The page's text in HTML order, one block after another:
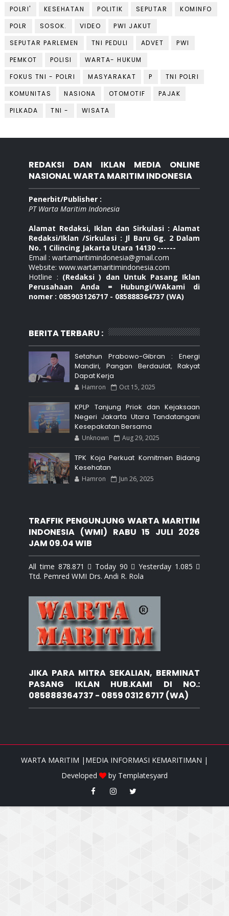
POLRI'
KESEHATAN POLITIK SEPUTAR
KOMINFO
POLR
SOSOK. VIDEO
PWI JAKUT
SEPUTAR PARLEMEN
TNI PEDULI ADVET
PWI
PEMKOT
POLISI
WARTA- HUKUM
FOKUS TNI - POLRI
MASYARAKAT P
TNI POLRI
KOMUNITAS
NASIONA OTOMOTIF
PAJAK
PILKADA
TNI - WISATA
REDAKSI DAN IKLAN MEDIA ONLINE
NASIONAL WARTA MARITIM INDONESIA
Penerbit/Publisher :
PT Warta Maritim Indonesia
Alamat Redaksi, Iklan dan Sirkulasi : Alamat
Redaksi/Iklan /Sirkulasi : Jl Baru Gg. 2 Dalam
No. 1 Cilincing Jakarta Utara 14130 ------
Email : wartamaritimindonesia@gmail.com
Website: www.wartamaritimindonesia.com
Hotline : (Redaksi ) dan Untuk Pasang Iklan
Perusahaan Anda = Hubungi/WAkami di
nomer : 085903126717 - 085888364737 (WA)
BERITA TERBARU :
Setahun Prabowo-Gibran : Energi
Mandiri, Pangan Berdaulat, Rakyat
Dapat Kerja
Hamron Oct 15, 2025
KPLP Tanjung Priok dan Kejaksaan
Negeri Jakarta Utara Tandatangani
Kesepakatan Bersama
Unknown Aug 29, 2025
TPK Koja Perkuat Komitmen Bidang
Kesehatan
Hamron Jun 26, 2025
TRAFFIK PENGUNJUNG WARTA MARITIM
INDONESIA (WMI) RABU 15 JULI 2026
JAM 09.04 WIB
All time 878.871  Today 90  Yesterday 1.085 
Ttd. Pemred WMI Drs. Andi R. Rola
JIKA PARA MITRA SEKALIAN, BERMINAT
PASANG IKLAN HUB.KAMI DI NO.:
085888364737 - 0859 0312 6717 (WA)
WARTA MARITIM |MEDIA INFORMASI KEMARITIMAN |
Developed
by Templatesyard